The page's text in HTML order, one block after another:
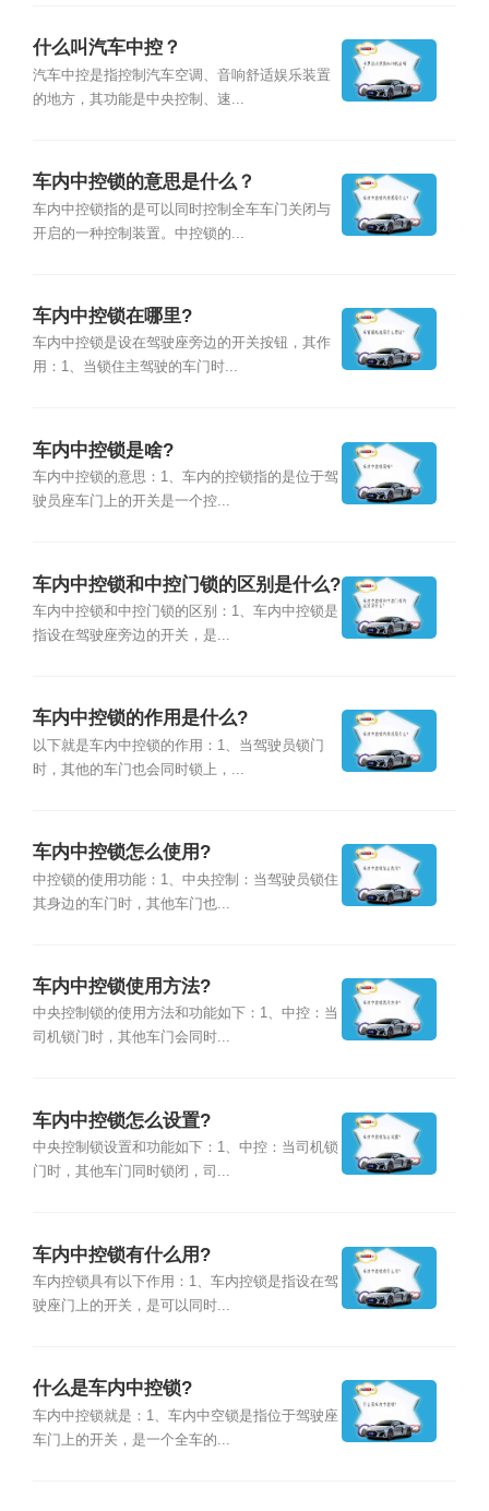
什么叫汽车中控？
汽车中控是指控制汽车空调、音响舒适娱乐装置
的地方，其功能是中央控制、速...
车内中控锁的意思是什么？
车内中控锁指的是可以同时控制全车车门关闭与
开启的一种控制装置。中控锁的...
车内中控锁在哪里?
车内中控锁是设在驾驶座旁边的开关按钮，其作
用：1、当锁住主驾驶的车门时...
车内中控锁是啥?
车内中控锁的意思：1、车内的控锁指的是位于驾
驶员座车门上的开关是一个控...
车内中控锁和中控门锁的区别是什么?
车内中控锁和中控门锁的区别：1、车内中控锁是
指设在驾驶座旁边的开关，是...
车内中控锁的作用是什么?
以下就是车内中控锁的作用：1、当驾驶员锁门
时，其他的车门也会同时锁上，...
车内中控锁怎么使用?
中控锁的使用功能：1、中央控制：当驾驶员锁住
其身边的车门时，其他车门也...
车内中控锁使用方法?
中央控制锁的使用方法和功能如下：1、中控：当
司机锁门时，其他车门会同时...
车内中控锁怎么设置?
中央控制锁设置和功能如下：1、中控：当司机锁
门时，其他车门同时锁闭，司...
车内中控锁有什么用?
车内控锁具有以下作用：1、车内控锁是指设在驾
驶座门上的开关，是可以同时...
什么是车内中控锁?
车内中控锁就是：1、车内中空锁是指位于驾驶座
车门上的开关，是一个全车的...